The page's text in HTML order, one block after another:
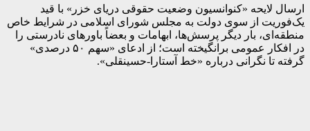
ارسال لایحه «کنوانسیون وضعیت حقوقی دریای خزر» با قید
یک‌فوریت از سوی دولت به مجلس شورای اسلامی در شرایط خاص
منطقه‌ای، بار دیگر پرسش‌ها، ابهامات و بعضاً باورهای نادرستی را
در افکار عمومی برانگیخته است؛ از ادعای «سهم ۵۰ درصدی»
گرفته تا نگرانی درباره «خط آستارا-حسینقلی».